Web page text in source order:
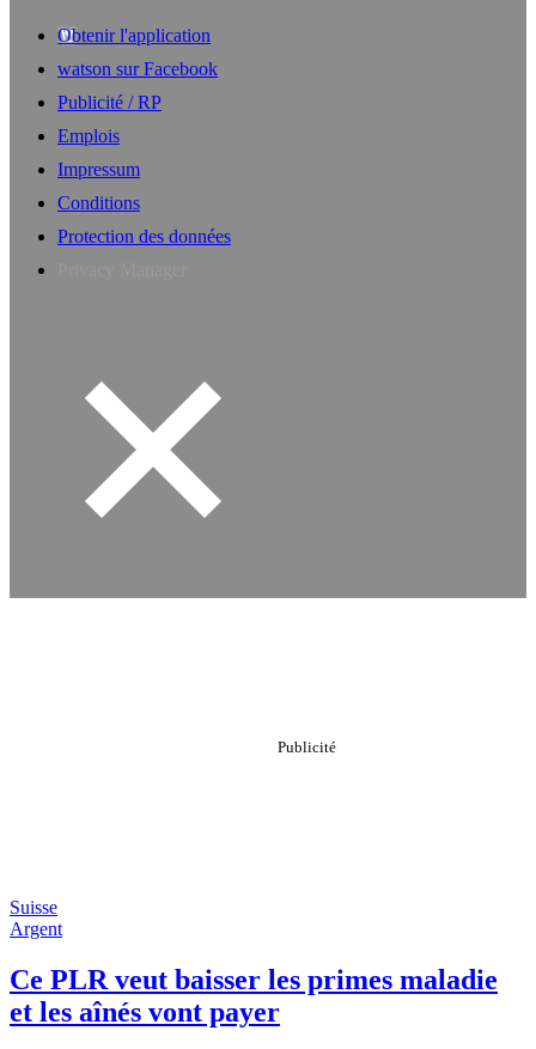
Obtenir l'application
watson sur Facebook
Publicité / RP
Emplois
Impressum
Conditions
Protection des données
Suisse
Argent
Ce PLR veut baisser les primes maladie
et les aînés vont payer